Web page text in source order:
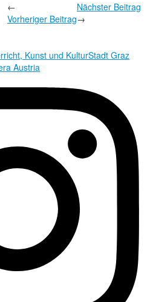
←
Vorheriger Beitrag
Nächster Beitrag
→
Kunst und KulturStadt Graz
Austria